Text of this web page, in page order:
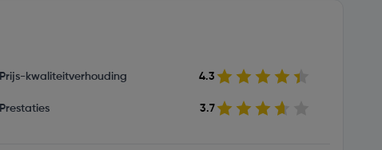
Prijs-kwaliteitverhouding 4.3
Prestaties 3.7